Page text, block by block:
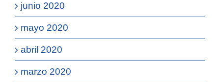
junio 2020
mayo 2020
abril 2020
marzo 2020